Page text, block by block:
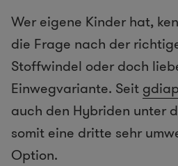
Wer eigene Kinder hat,
die Frage nach der
Stoffwindel oder doch
Einwegvariante. Seit
auch den Hybriden unter
somit eine dritte sehr
Option.